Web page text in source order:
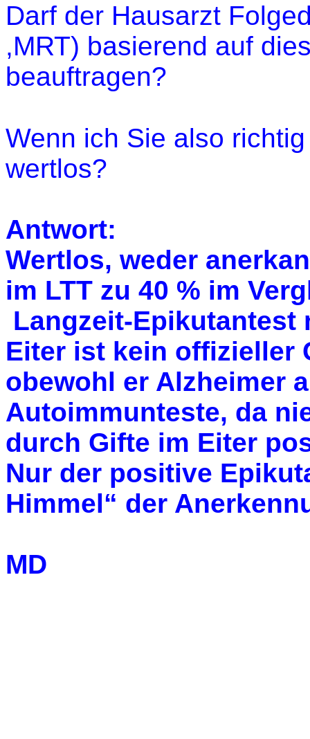
Darf der Hausarzt
,MRT) basierend auf
beauftragen?
Wenn ich Sie also
wertlos?
Antwort:
Wertlos, weder
im LTT zu 40 % im
Langzeit-Epikutantest
Eiter ist kein offizieller
obewohl er Alzheimer
Autoimmunteste, da
durch Gifte im Eiter
Nur der positive
Himmel“ der
MD